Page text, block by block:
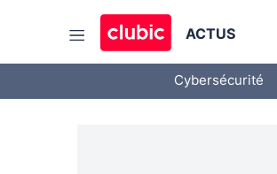
ACTUS
Cybersécurité